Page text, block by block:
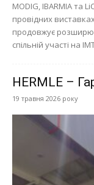
MODIG, IBARMIA та
провідних
продовжує
спільній участі на
HERMLE –
19 травня 2026 року